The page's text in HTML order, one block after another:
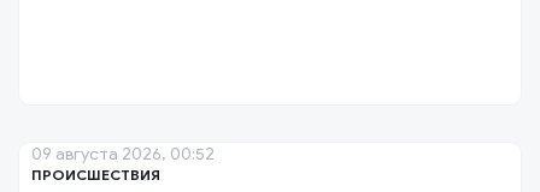
ПРОИСШЕСТВИЯ
09 августа 2026, 00:52